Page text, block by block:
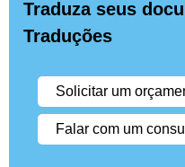
Traduza seus
Traduções
Solicitar um
Falar com um